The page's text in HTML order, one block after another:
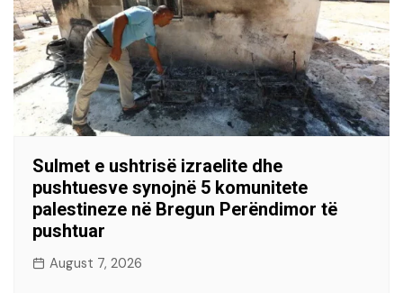
Sulmet e ushtrisë izraelite dhe
pushtuesve synojnë 5 komunitete
palestineze në Bregun Perëndimor të
pushtuar
August 7, 2026